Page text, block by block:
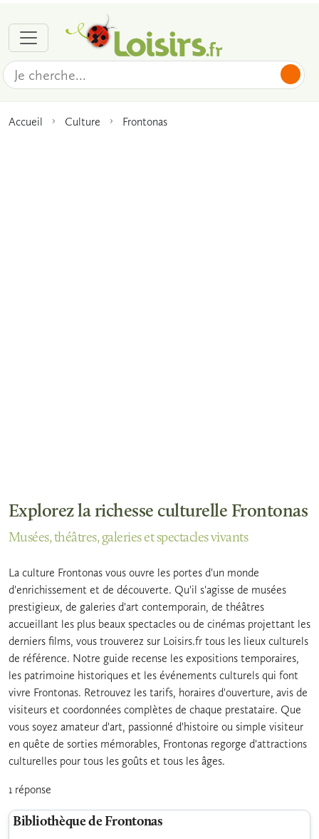
Accueil Culture Frontonas
Explorez la richesse culturelle Frontonas
Musées, théâtres, galeries et spectacles vivants
La culture Frontonas vous ouvre les portes d'un monde
d'enrichissement et de découverte. Qu'il s'agisse de musées
prestigieux, de galeries d'art contemporain, de théâtres
accueillant les plus beaux spectacles ou de cinémas projettant les
derniers films, vous trouverez sur Loisirs.fr tous les lieux culturels
de référence. Notre guide recense les expositions temporaires,
les patrimoine historiques et les événements culturels qui font
vivre Frontonas. Retrouvez les tarifs, horaires d'ouverture, avis de
visiteurs et coordonnées complètes de chaque prestataire. Que
vous soyez amateur d'art, passionné d'histoire ou simple visiteur
en quête de sorties mémorables, Frontonas regorge d'attractions
culturelles pour tous les goûts et tous les âges.
1 réponse
Bibliothèque de Frontonas